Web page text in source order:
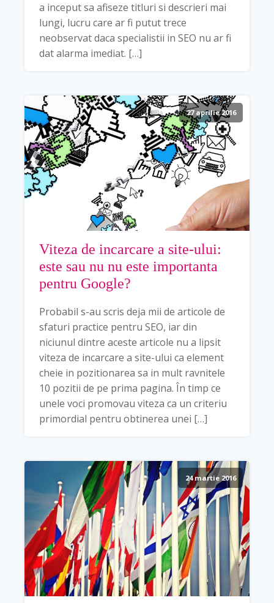
a inceput sa afiseze titluri si descrieri mai
lungi, lucru care ar fi putut trece
neobservat daca specialistii in SEO nu ar fi
dat alarma imediat. […]
27 aprilie 2016
Viteza de incarcare a site-ului:
este sau nu nu este importanta
pentru Google?
Probabil s-au scris deja mii de articole de
sfaturi practice pentru SEO, iar din
niciunul dintre aceste articole nu a lipsit
viteza de incarcare a site-ului ca element
cheie in pozitionarea sa in mult ravnitele
10 pozitii de pe prima pagina. În timp ce
unele voci promovau viteza ca un criteriu
primordial pentru obtinerea unei […]
24 martie 2016